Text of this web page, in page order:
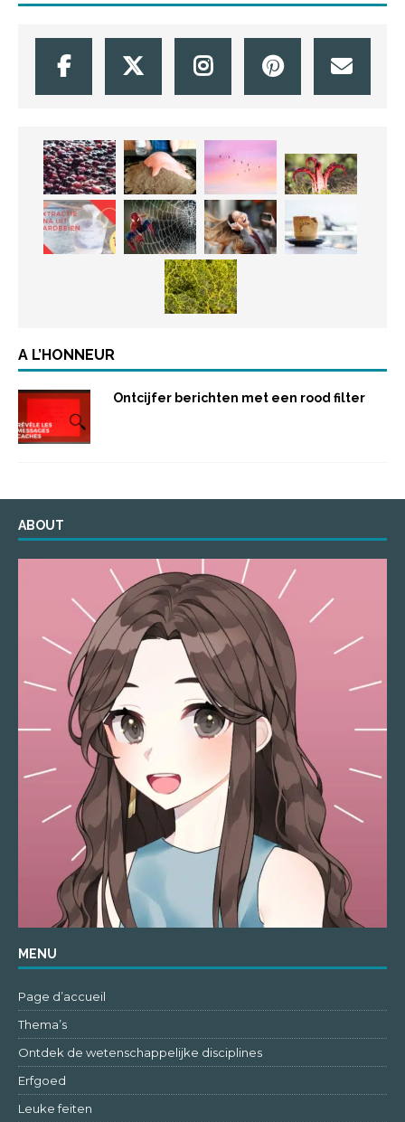
A L’HONNEUR
Ontcijfer berichten met een rood filter
ABOUT
MENU
Page d’accueil
Thema’s
Ontdek de wetenschappelijke disciplines
Erfgoed
Leuke feiten